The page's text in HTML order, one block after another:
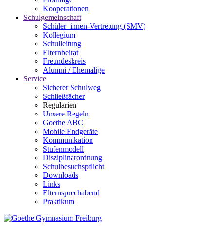
Kooperationen
Schulgemeinschaft
Schüler_innen-Vertretung (SMV)
Kollegium
Schulleitung
Elternbeirat
Freundeskreis
Alumni / Ehemalige
Service
Sicherer Schulweg
Schließfächer
Regularien
Unsere Regeln
Goethe ABC
Mobile Endgeräte
Kommunikation
Stufenmodell
Disziplinarordnung
Schulbesuchspflicht
Downloads
Links
Elternsprechabend
Praktikum